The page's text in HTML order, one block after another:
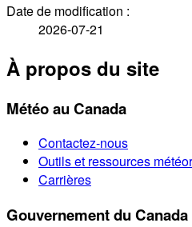
Date de modification :
2026-07-21
À propos du site
Météo au Canada
Contactez-nous
Outils et ressources
Carrières
Gouvernement du Canada